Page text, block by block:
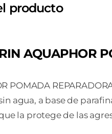
producto
AQUAPHOR
POMADA
agua, a base de
la protege de las